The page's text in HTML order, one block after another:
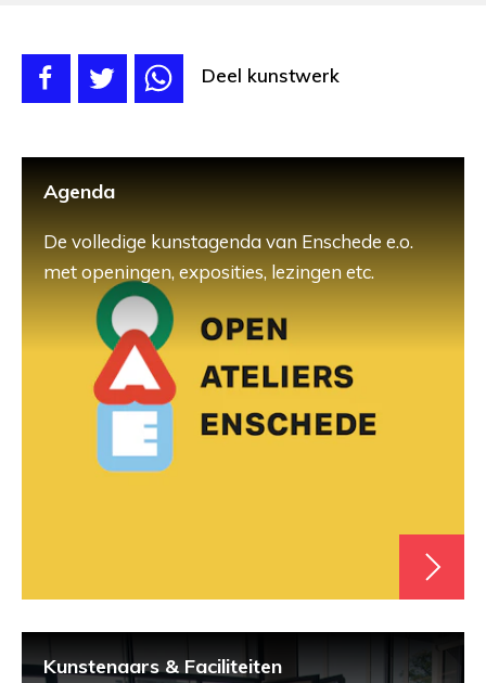
Deel kunstwerk
Agenda
De volledige kunstagenda van Enschede e.o.
met openingen, exposities, lezingen etc.
Kunstenaars & Faciliteiten